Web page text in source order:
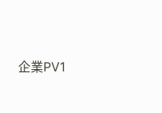
企業PV1